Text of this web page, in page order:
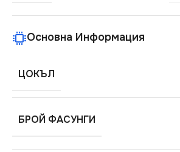
Основна Информация
ЦОКЪЛ
БРОЙ ФАСУНГИ